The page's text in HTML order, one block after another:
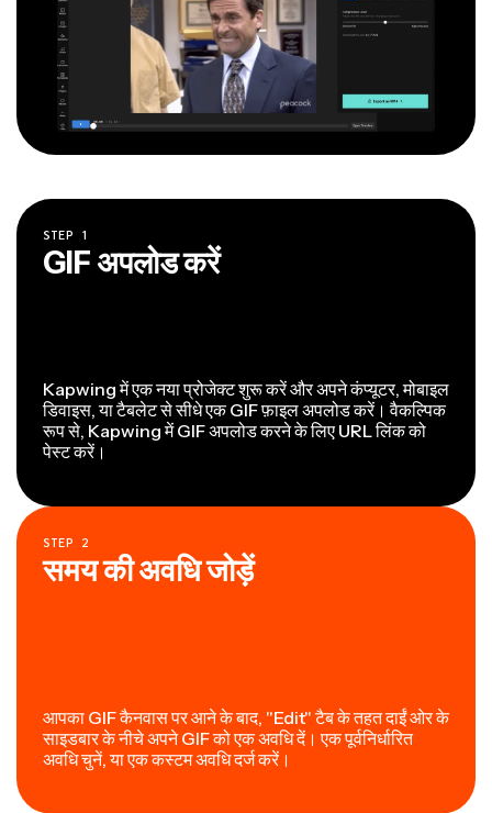
STEP 1
GIF अपलोड करें
Kapwing में एक नया प्रोजेक्ट शुरू करें और अपने कंप्यूटर, मोबाइल
डिवाइस, या टैबलेट से सीधे एक GIF फ़ाइल अपलोड करें। वैकल्पिक
रूप से, Kapwing में GIF अपलोड करने के लिए URL लिंक को
पेस्ट करें।
STEP 2
समय की अवधि जोड़ें
आपका GIF कैनवास पर आने के बाद, "Edit" टैब के तहत दाईं ओर के
साइडबार के नीचे अपने GIF को एक अवधि दें। एक पूर्वनिर्धारित
अवधि चुनें, या एक कस्टम अवधि दर्ज करें।